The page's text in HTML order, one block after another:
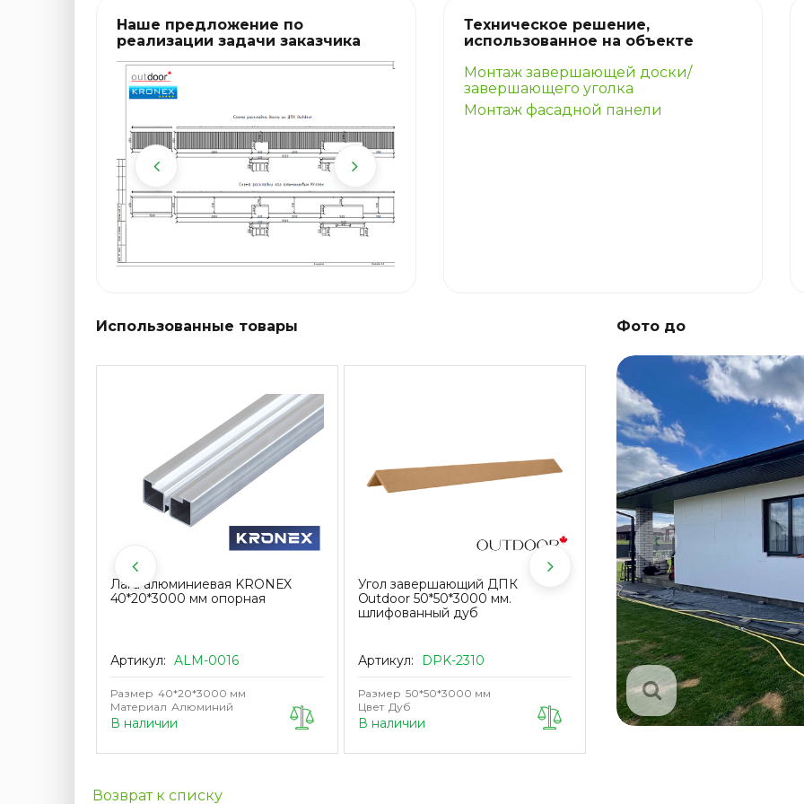
Наше предложение по
реализации задачи заказчика
Техническое решение,
использованное на объекте
Монтаж завершающей доски/
завершающего уголка
Монтаж фасадной панели
Фото до
Использованные товары
Лага алюминиевая KRONEX
40*20*3000 мм опорная
Артикул: ALM-0016
Размер 40*20*3000 мм
Материал Алюминий
В наличии
Угол завершающий ДПК
Outdoor 50*50*3000 мм.
шлифованный дуб
Артикул: DPK-2310
Размер 50*50*3000 мм
Цвет Дуб
В наличии
Саморез KRONEX с пресс-
шайбой и сверлом по металлу
4,2х41 мм цвет дуб (упак/100
Артикул: KRN-0041
Размер 4,2х41 мм
Цвет
Ожидается
Возврат к списку